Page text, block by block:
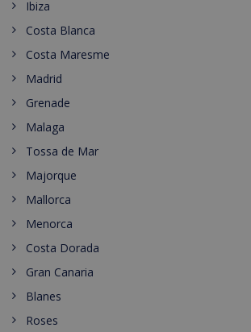
Ibiza
Costa Blanca
Costa Maresme
Madrid
Grenade
Malaga
Tossa de Mar
Majorque
Mallorca
Menorca
Costa Dorada
Gran Canaria
Blanes
Roses